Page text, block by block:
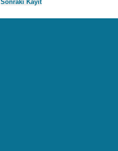
Sonraki Kayıt